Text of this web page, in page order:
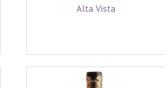
Alta Vista